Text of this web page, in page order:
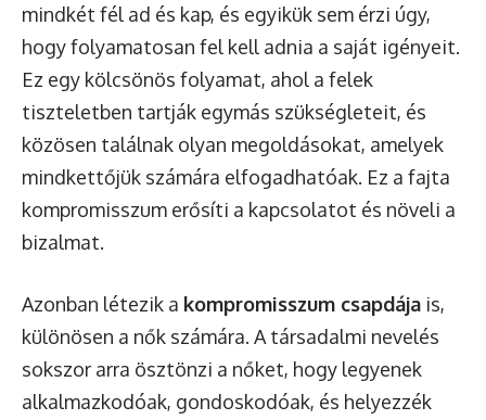
mindkét fél ad és kap, és egyikük sem érzi úgy,
hogy folyamatosan fel kell adnia a saját igényeit.
Ez egy kölcsönös folyamat, ahol a felek
tiszteletben tartják egymás szükségleteit, és
közösen találnak olyan megoldásokat, amelyek
mindkettőjük számára elfogadhatóak. Ez a fajta
kompromisszum erősíti a kapcsolatot és növeli a
bizalmat.
Azonban létezik a kompromisszum csapdája is,
különösen a nők számára. A társadalmi nevelés
sokszor arra ösztönzi a nőket, hogy legyenek
alkalmazkodóak, gondoskodóak, és helyezzék